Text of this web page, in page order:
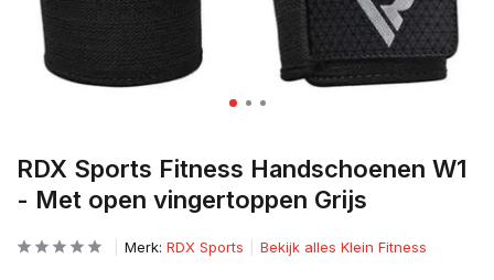
RDX Sports Fitness Handschoenen W1
- Met open vingertoppen Grijs
Merk: RDX Sports Bekijk alles Klein Fitness